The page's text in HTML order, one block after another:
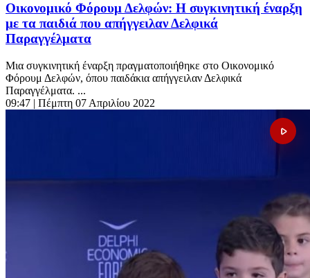
Οικονομικό Φόρουμ Δελφών: Η συγκινητική έναρξη
με τα παιδιά που απήγγειλαν Δελφικά
Παραγγέλματα
Μια συγκινητική έναρξη πραγματοποιήθηκε στο Οικονομικό
Φόρουμ Δελφών, όπου παιδάκια απήγγειλαν Δελφικά
Παραγγέλματα. ...
09:47 | Πέμπτη 07 Απριλίου 2022